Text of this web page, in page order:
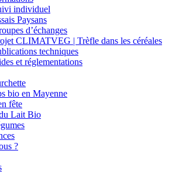
individuel
Paysans
d’échanges
CLIMATVEG | Trèfle dans les céréales
techniques
et réglementations
bio en Mayenne
fête
Lait Bio
?